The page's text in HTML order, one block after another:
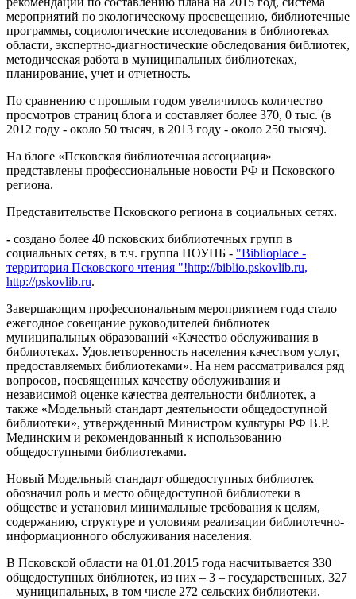
мероприятий по экологическому просвещению, библиотечные
программы, социологические исследования в библиотеках
области, экспертно-диагностические обследования библиотек,
методическая работа в муниципальных библиотеках,
планирование, учет и отчетность.
По сравнению с прошлым годом увеличилось количество
просмотров страниц блога и составляет более 370, 0 тыс. (в
2012 году - около 50 тысяч, в 2013 году - около 250 тысяч).
На блоге «Псковская библиотечная ассоциация»
представлены профессиональные новости РФ и Псковского
региона.
Представительстве Псковского региона в социальных сетях.
- создано более 40 псковских библиотечных групп в
социальных сетях, в т.ч. группа ПОУНБ - "Biblioplace -
территория Псковского чтения "!http://biblio.pskovlib.ru,
http://pskovlib.ru.
Завершающим профессиональным мероприятием года стало
ежегодное совещание руководителей библиотек
муниципальных образований «Качество обслуживания в
библиотеках. Удовлетворенность населения качеством услуг,
предоставляемых библиотеками». На нем рассматривался ряд
вопросов, посвященных качеству обслуживания и
независимой оценке качества деятельности библиотек, а
также «Модельный стандарт деятельности общедоступной
библиотеки», утвержденный Министром культуры РФ В.Р.
Мединским и рекомендованный к использованию
общедоступными библиотеками.
Новый Модельный стандарт общедоступных библиотек
обозначил роль и место общедоступной библиотеки в
обществе и установил минимальные требования к целям,
содержанию, структуре и условиям реализации библиотечно-
информационного обслуживания населения.
В Псковской области на 01.01.2015 года насчитывается 330
общедоступных библиотек, из них – 3 – государственных, 327
– муниципальных, в том числе 272 сельских библиотеки.